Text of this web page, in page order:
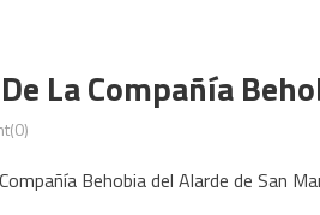
La Compañía
Behobia del Alarde de San